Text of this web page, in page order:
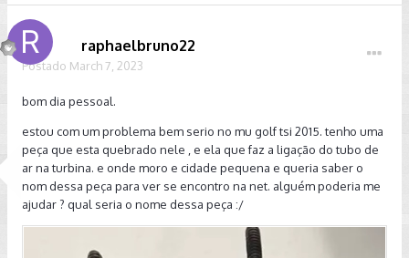
raphaelbruno22
Postado March 7, 2023
bom dia pessoal.
estou com um problema bem serio no mu golf tsi 2015. tenho uma
peça que esta quebrado nele , e ela que faz a ligação do tubo de
ar na turbina. e onde moro e cidade pequena e queria saber o
nom dessa peça para ver se encontro na net. alguém poderia me
ajudar ? qual seria o nome dessa peça :/